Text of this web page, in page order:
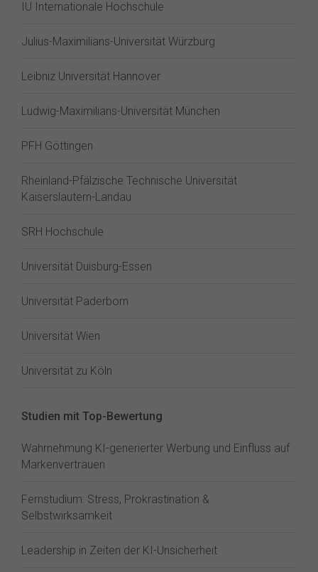
IU Internationale Hochschule
Julius-Maximilians-Universität Würzburg
Leibniz Universität Hannover
Ludwig-Maximilians-Universität München
PFH Göttingen
Rheinland-Pfälzische Technische Universität
Kaiserslautern-Landau
SRH Hochschule
Universität Duisburg-Essen
Universität Paderborn
Universität Wien
Universität zu Köln
Studien mit Top-Bewertung
Wahrnehmung KI-generierter Werbung und Einfluss auf
Markenvertrauen
Fernstudium: Stress, Prokrastination &
Selbstwirksamkeit
Leadership in Zeiten der KI-Unsicherheit